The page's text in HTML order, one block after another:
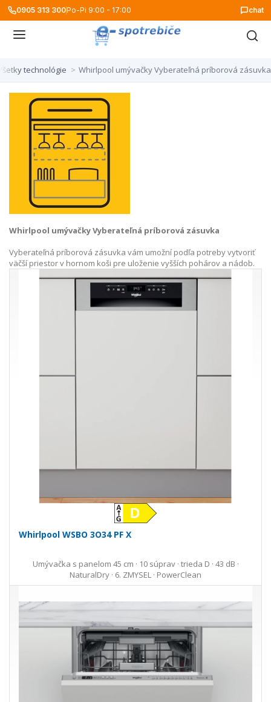
0905 313 300Po-Pi 9:00 - 17:00 chat
technológie > Whirlpool umývačky Vyberateľná príborová zásuvka
Whirlpool umývačky Vyberateľná príborová zásuvka
Vyberateľná príborová zásuvka vám umožní podľa potreby vytvoriť
väčší priestor v hornom koši pre uloženie vyšších pohárov a nádob.
Whirlpool WSBO 3O34 PF X
Umývačka s panelom 45 cm · 10 súprav · trieda D · 43 dB ·
NaturalDry · 6. ZMYSEL · PowerClean
Ušetríte 0,00 €s DPH · doprava zdarma